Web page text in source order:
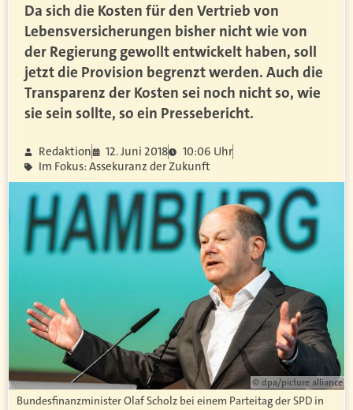
Da sich die Kosten für den Vertrieb von
Lebensversicherungen bisher nicht wie von
der Regierung gewollt entwickelt haben, soll
jetzt die Provision begrenzt werden. Auch die
Transparenz der Kosten sei noch nicht so, wie
sie sein sollte, so ein Pressebericht.
Redaktion 12. Juni 2018
10:06 Uhr
Im Fokus: Assekuranz der Zukunft
© dpa/picture alliance
Bundesfinanzminister Olaf Scholz bei einem Parteitag der SPD in